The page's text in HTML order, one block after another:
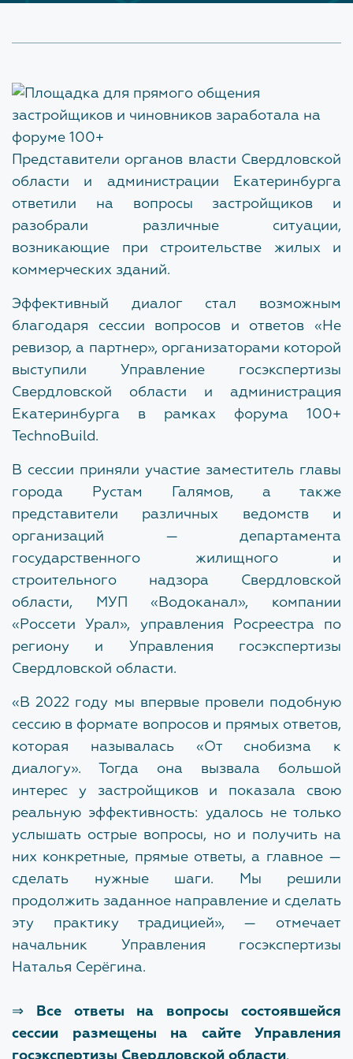
соответствии с Федеральным законом от 02.05.2006
Запись на приём производится по телефону:
(343) 371-71-32, доб. 0201(Помощник начальника
Глухих Алексей Владимирович)
Начальник
Серёгина Наталья Юрьевна
Заместитель начальника
Заместитель начальника
Снежинская Мария Андреевна
Проверка сметной документации по
благоустройству территории
КЕЙСЫ
ВАКАНСИИ
История
Структура
Награды
Галерея объектов
Закупки
Наблюдательный совет
Документы об учреждении
Административные регламенты
НОВОСТИ
Изменения нормативной базы
УЧЕБНЫЙ ЦЕНТР
Сведения об Учебном центре
ДОКУМЕНТЫ
Нормативно-правовые акты
ЧАСТО ЗАДАВАЕМЫЕ ВОПРОСЫ
Общие вопросы
Представители органов власти Свердловской
области и администрации Екатеринбурга
ответили на вопросы застройщиков и
разобрали различные ситуации,
возникающие при строительстве жилых и
коммерческих зданий.
Эффективный диалог стал возможным
благодаря сессии вопросов и ответов «Не
ревизор, а партнер», организаторами которой
выступили Управление госэкспертизы
Свердловской области и администрация
Екатеринбурга в рамках форума 100+
TechnoBuild.
В сессии приняли участие заместитель главы
города Рустам Галямов, а также
представители различных ведомств и
организаций — департамента
государственного жилищного и
строительного надзора Свердловской
области, МУП «Водоканал», компании
«Россети Урал», управления Росреестра по
региону и Управления госэкспертизы
Свердловской области.
«В 2022 году мы впервые провели подобную
сессию в формате вопросов и прямых ответов,
которая называлась «От снобизма к
диалогу». Тогда она вызвала большой
интерес у застройщиков и показала свою
реальную эффективность: удалось не только
услышать острые вопросы, но и получить на
них конкретные, прямые ответы, а главное —
сделать нужные шаги. Мы решили
продолжить заданное направление и сделать
эту практику традицией», — отмечает
начальник Управления госэкспертизы
Наталья Серёгина.
⇒
Все ответы на вопросы состоявшейся
сессии размещены на сайте Управления
госэкспертизы Свердловской области.